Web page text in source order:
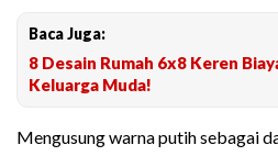
Baca Juga:
8 Desain Rumah 6x8 Keren
Keluarga Muda!
Mengusung warna putih sebagai